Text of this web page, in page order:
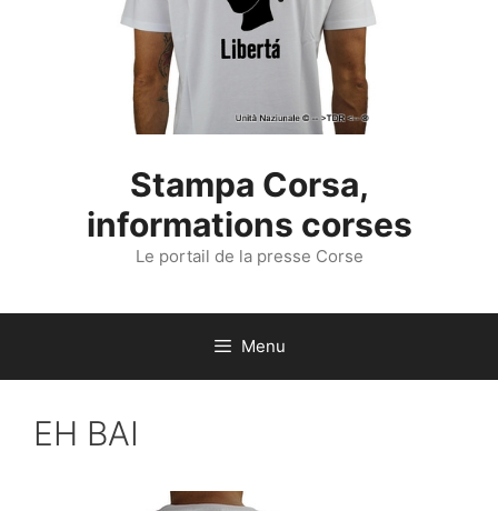
Stampa Corsa,
informations corses
Le portail de la presse Corse
Menu
EH BAI